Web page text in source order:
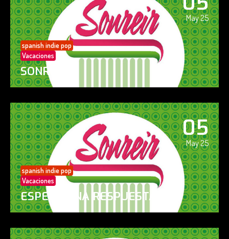
May 25
spanish indie pop
Vacaciones
SONREÍR
05
May 25
spanish indie pop
Vacaciones
ESPERO UNA RESPUESTA